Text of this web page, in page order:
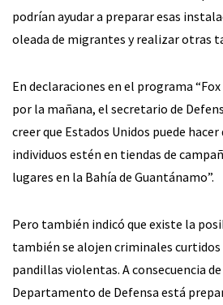
podrían ayudar a preparar esas
oleada de migrantes y realizar otras
En declaraciones en el programa
por la mañana, el secretario de
creer que Estados Unidos puede hacer
individuos estén en tiendas de
lugares en la Bahía de Guantánamo”.
Pero también indicó que existe la
también se alojen criminales
pandillas violentas. A consecuencia
Departamento de Defensa está